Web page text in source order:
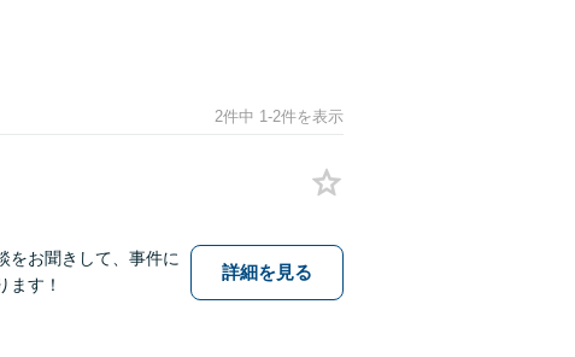
2件中 1-2件を表示
をお聞きして、事件に
ます！
詳細を見る